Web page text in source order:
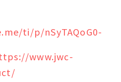
ti/p/nSyTAQoG0-
www.jwc-